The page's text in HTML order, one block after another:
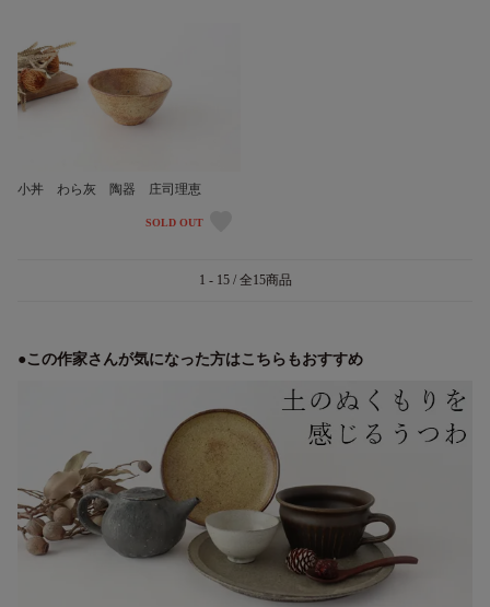
小丼 わら灰 陶器 庄司理恵
SOLD OUT
1 - 15 / 全15商品
●この作家さんが気になった方はこちらもおすすめ